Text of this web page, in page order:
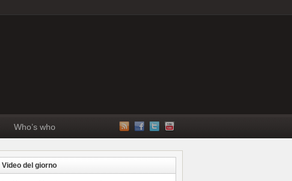
Who’s who
Video del giorno